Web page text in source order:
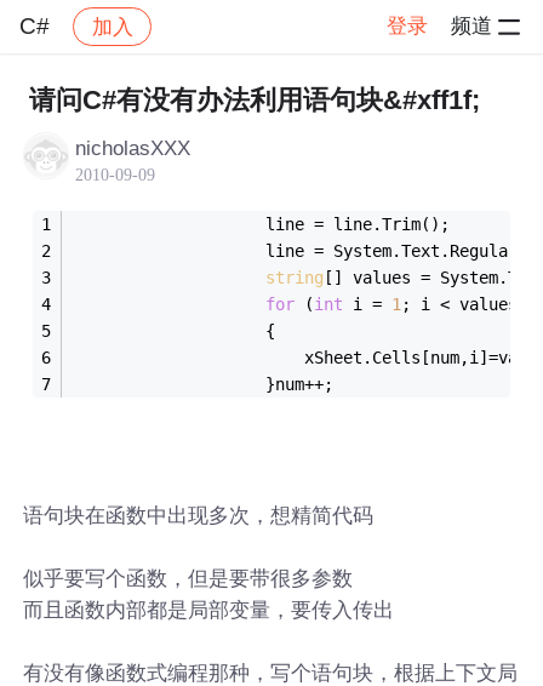
C# 加入 登录 频道
社区 C# 帖子详情
请问C#有没有办法利用语句块&#xff1f;
nicholasXXX
2010-09-09
                    line = line.Trim();
line =
string [] values =
for (int i = 1 ; i <
                    {
                    }num++;
语句块在函数中出现多次，想精简代码
似乎要写个函数，但是要带很多参数
而且函数内部都是局部变量，要传入传出
有没有像函数式编程那种，写个语句块，根据上下文局